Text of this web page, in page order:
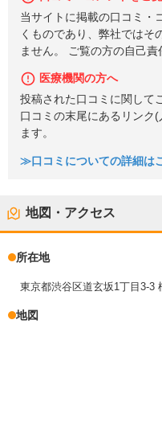
当サイトに掲載の口コミ・
くものであり、弊社ではそ
ません。 ご覧の方の自己責
医療機関の方へ
投稿された口コミに関して
口コミの末尾にあるリンク
ます。
≫口コミについての詳細は
地図・アクセス
所在地
東京都渋谷区道玄坂1丁目3-3
地図